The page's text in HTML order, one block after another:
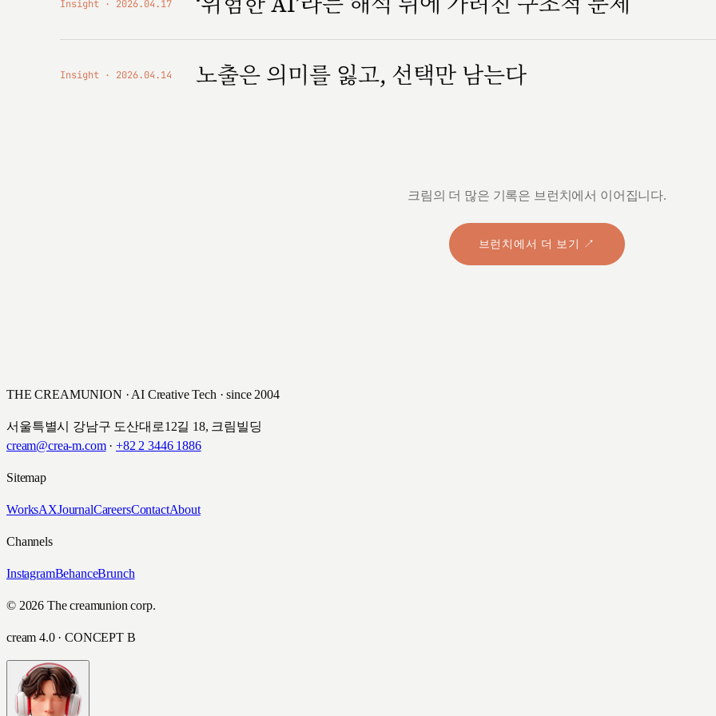
Insight 2026.04.17
Insight 2026.04.14 노출은 의미를 잃고, 선택만 남는다
크림의 더 많은 기록은 브런치에서 이어집니다.
브런치에서 더 보기 ↗
THE CREAMUNION · AI Creative Tech · since 2004
서울특별시 강남구 도산대로12길 18, 크림빌딩
cream@crea-m.com· +82 2 3446 1886
Sitemap
WorksAXJournalCareersContactAbout
Channels
InstagramBehanceBrunch
© 2026 The creamunion corp.
cream 4.0 · CONCEPT B